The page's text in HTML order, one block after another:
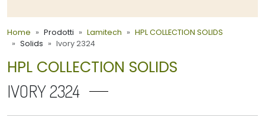
Home Prodotti Lamitech
HPL COLLECTION SOLIDS
Solids
Ivory 2324
HPL COLLECTION SOLIDS
IVORY 2324